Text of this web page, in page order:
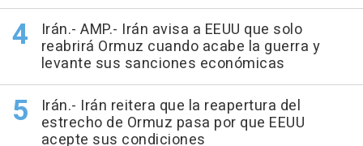
Irán.- AMP.- Irán avisa a EEUU que solo
reabrirá Ormuz cuando acabe la guerra y
levante sus sanciones económicas
Irán.- Irán reitera que la reapertura del
estrecho de Ormuz pasa por que EEUU
acepte sus condiciones